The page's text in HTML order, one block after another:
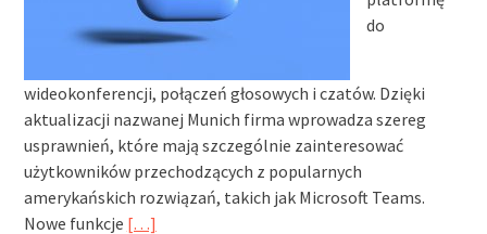
do
wideokonferencji, połączeń głosowych i czatów. Dzięki
aktualizacji nazwanej Munich firma wprowadza szereg
usprawnień, które mają szczególnie zainteresować
użytkowników przechodzących z popularnych
amerykańskich rozwiązań, takich jak Microsoft Teams.
Nowe funkcje […]